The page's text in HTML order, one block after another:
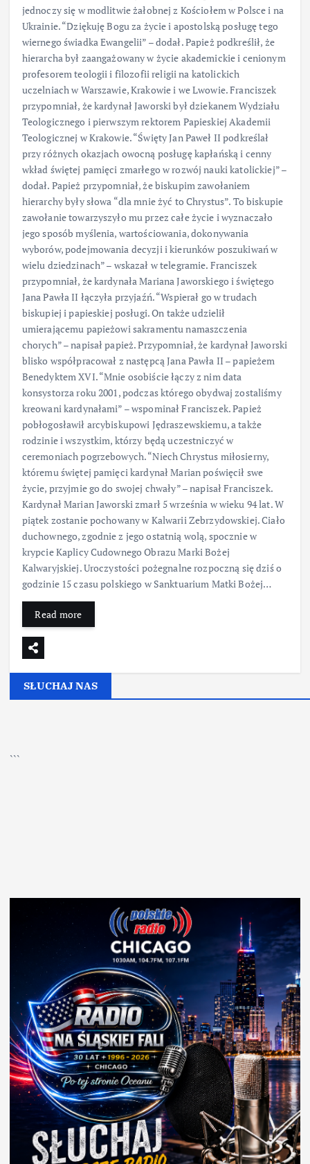
jednoczy się w modlitwie żałobnej z Kościołem w Polsce i na
Ukrainie. “Dziękuję Bogu za życie i apostolską posługę tego
wiernego świadka Ewangelii” – dodał. Papież podkreślił, że
hierarcha był zaangażowany w życie akademickie i cenionym
profesorem teologii i filozofii religii na katolickich
uczelniach w Warszawie, Krakowie i we Lwowie. Franciszek
przypomniał, że kardynał Jaworski był dziekanem Wydziału
Teologicznego i pierwszym rektorem Papieskiej Akademii
Teologicznej w Krakowie. “Święty Jan Paweł II podkreślał
przy różnych okazjach owocną posługę kapłańską i cenny
wkład świętej pamięci zmarłego w rozwój nauki katolickiej” –
dodał. Papież przypomniał, że biskupim zawołaniem
hierarchy były słowa “dla mnie żyć to Chrystus”. To biskupie
zawołanie towarzyszyło mu przez całe życie i wyznaczało
jego sposób myślenia, wartościowania, dokonywania
wyborów, podejmowania decyzji i kierunków poszukiwań w
wielu dziedzinach” – wskazał w telegramie. Franciszek
przypomniał, że kardynała Mariana Jaworskiego i świętego
Jana Pawła II łączyła przyjaźń. “Wspierał go w trudach
biskupiej i papieskiej posługi. On także udzielił
umierającemu papieżowi sakramentu namaszczenia
chorych” – napisał papież. Przypomniał, że kardynał Jaworski
blisko współpracował z następcą Jana Pawła II – papieżem
Benedyktem XVI. “Mnie osobiście łączy z nim data
konsystorza roku 2001, podczas którego obydwaj zostaliśmy
kreowani kardynałami” – wspominał Franciszek. Papież
pobłogosławił arcybiskupowi Jędraszewskiemu, a także
rodzinie i wszystkim, którzy będą uczestniczyć w
ceremoniach pogrzebowych. “Niech Chrystus miłosierny,
któremu świętej pamięci kardynał Marian poświęcił swe
życie, przyjmie go do swojej chwały” – napisał Franciszek.
Kardynał Marian Jaworski zmarł 5 września w wieku 94 lat. W
piątek zostanie pochowany w Kalwarii Zebrzydowskiej. Ciało
duchownego, zgodnie z jego ostatnią wolą, spocznie w
krypcie Kaplicy Cudownego Obrazu Marki Bożej
Kalwaryjskiej. Uroczystości pożegnalne rozpoczną się dziś o
godzinie 15 czasu polskiego w Sanktuarium Matki Bożej…
Read more
SŁUCHAJ NAS
```